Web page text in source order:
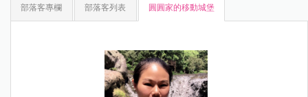
部落客專欄 部落客列表 圓圓家的移動城堡